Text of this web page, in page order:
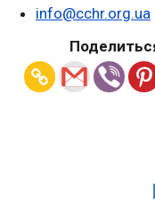
info@cchr.org.ua